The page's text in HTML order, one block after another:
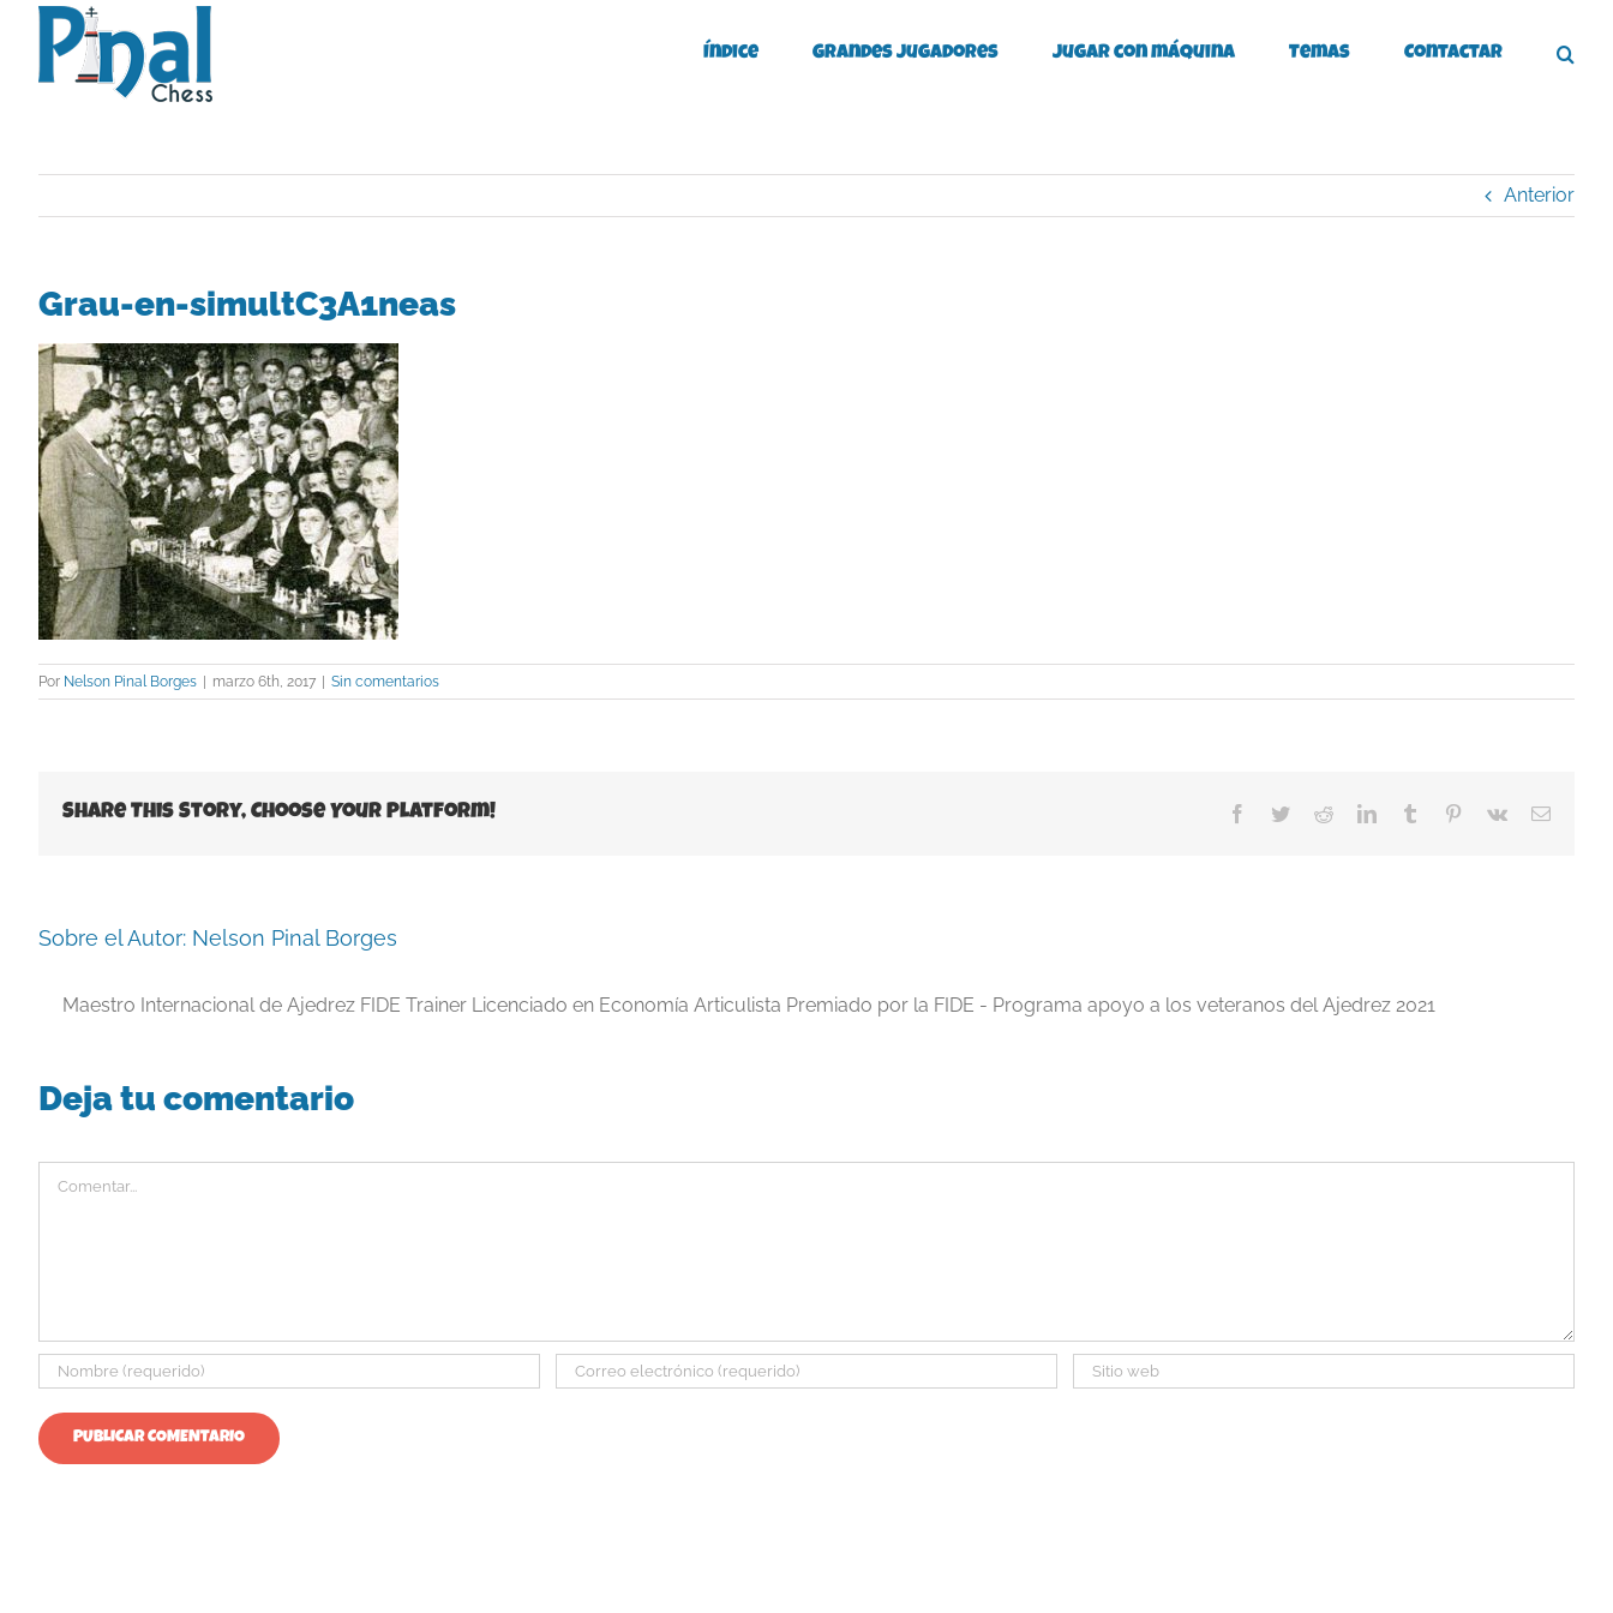
Saltar
contenido
Índice Grandes Jugadores Jugar con máquina Temas Contactar
Anterior
Grau-en-simultC3A1neas
Por Nelson Pinal Borges | marzo 6th, 2017 | Sin comentarios
Share This Story, Choose Your Platform! Facebook
TwitterRedditLinkedInTumblr Pinterest
Vk
Correo
Sobre el Autor: Nelson Pinal Borges
Maestro Internacional de Ajedrez FIDE Trainer Licenciado en Economía Articulista Premiado por la FIDE - Programa apoyo a los veteranos del Ajedrez 2021
Deja tu comentario